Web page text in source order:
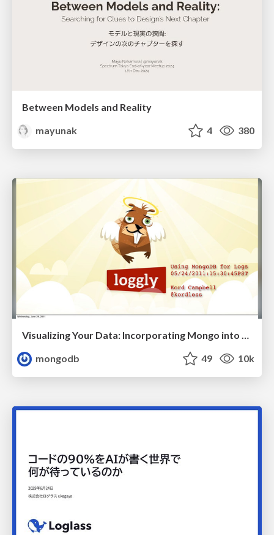
Between Models and Reality
mayunak
4 380
Visualizing Your Data: Incorporating Mongo into Loggly Infrastructure
mongodb
49 10k